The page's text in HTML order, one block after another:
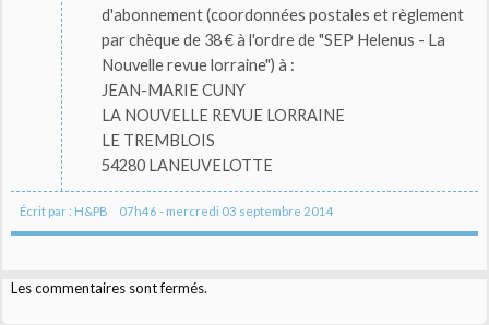
d'abonnement (coordonnées postales et règlement
par chèque de 38 € à l'ordre de "SEP Helenus - La
Nouvelle revue lorraine") à :
JEAN-MARIE CUNY
LA NOUVELLE REVUE LORRAINE
LE TREMBLOIS
54280 LANEUVELOTTE
Écrit par : H&PB 07h46 - mercredi 03 septembre 2014
Les commentaires sont fermés.